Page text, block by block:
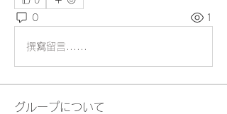
0 1
撰寫留言......
グループについて